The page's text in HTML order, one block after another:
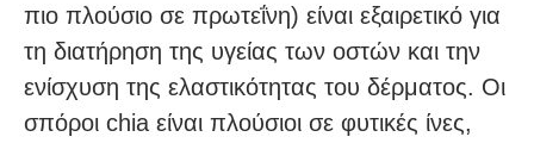
πιο πλούσιο σε πρωτεΐνη) είναι εξαιρετικό για
τη διατήρηση της υγείας των οστών και την
ενίσχυση της ελαστικότητας του δέρματος. Οι
σπόροι chia είναι πλούσιοι σε φυτικές ίνες,